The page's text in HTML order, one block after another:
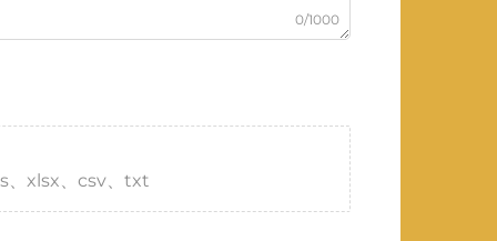
0/1000
xlsx、csv、txt